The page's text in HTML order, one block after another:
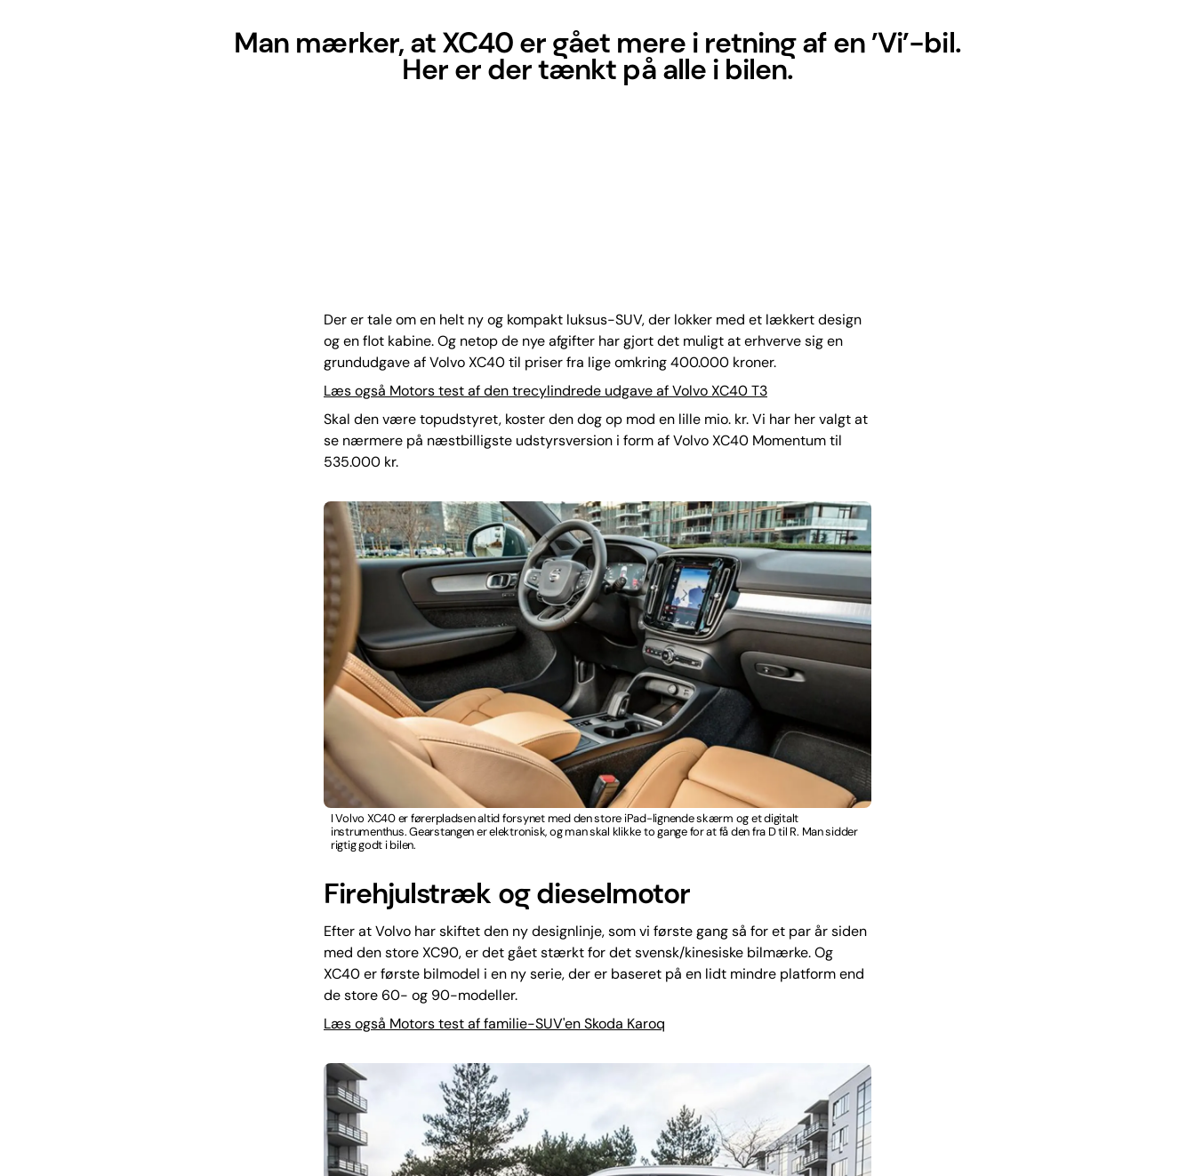
Man mærker, at XC40 er gået mere i retning af en ’Vi’-bil.
Her er der tænkt på alle i bilen.
Der er tale om en helt ny og kompakt luksus-SUV, der lokker med et lækkert design
og en flot kabine. Og netop de nye afgifter har gjort det muligt at erhverve sig en
grundudgave af Volvo XC40 til priser fra lige omkring 400.000 kroner.
Læs også Motors test af den trecylindrede udgave af Volvo XC40 T3
Skal den være topudstyret, koster den dog op mod en lille mio. kr. Vi har her valgt at
se nærmere på næstbilligste udstyrsversion i form af Volvo XC40 Momentum til
535.000 kr.
I Volvo XC40 er førerpladsen altid forsynet med den store iPad-lignende skærm og et digitalt
instrumenthus. Gearstangen er elektronisk, og man skal klikke to gange for at få den fra D til R. Man sidder
rigtig godt i bilen.
Firehjulstræk og dieselmotor
Efter at Volvo har skiftet den ny designlinje, som vi første gang så for et par år siden
med den store XC90, er det gået stærkt for det svensk/kinesiske bilmærke. Og
XC40 er første bilmodel i en ny serie, der er baseret på en lidt mindre platform end
de store 60- og 90-modeller.
Læs også Motors test af familie-SUV'en Skoda Karoq